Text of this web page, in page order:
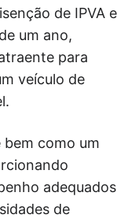
de IPVA e
um ano,
para
veículo de
bem como um
adequados
de